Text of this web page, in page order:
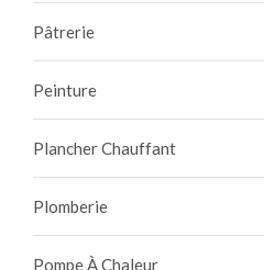
Pâtrerie
Peinture
Plancher Chauffant
Plomberie
Pompe À Chaleur